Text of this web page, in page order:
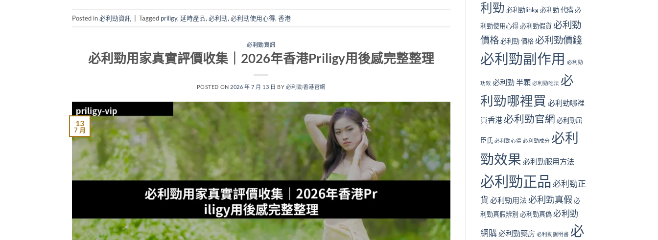
Posted in必利勁資訊 Tagged priligy, 延時產品, 必利勁, 必利勁使用心得, 香港
必利勁資訊
必利勁用家真實評價收集｜2026年香港Priligy用後感完整整理
POSTED ON 2026 年 7 月 13 日 BY 必利勁香港官網
13
7 月
失
效？
用
家
真
經
驗
享〉
必
的
安
全
清
單〉
利勁 必利勁lihkg 必利勁 代購 必
利勁使用心得 必利勁假貨 必利勁
價格 必利勁 價格 必利勁價錢
必利勁副作用 必利勁
功效 必利勁 半顆 必利勁吃法 必
利勁哪裡買 必利勁哪裡
買香港必利勁官網 必利勁屈
臣氏 必利勁心得 必利勁成分 必利
勁效果 必利勁服用方法
必利勁正品必利勁正
貨 必利勁用法 必利勁真假 必
利勁真假辨別 必利勁真偽 必利勁
網購必利勁藥房 必利勁說明書 必